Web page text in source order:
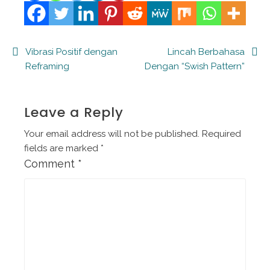
Post
navigation
Vibrasi Positif dengan
Reframing
Lincah Berbahasa
Dengan “Swish Pattern”
Leave a Reply
Your email address will not be published. Required
fields are marked *
Comment *